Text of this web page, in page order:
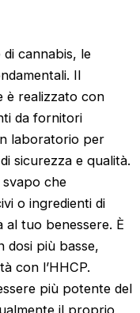
cannabis, le
Il
è realizzato con
da fornitori
laboratorio per
sicurezza e qualità.
che
o ingredienti di
tuo benessere. È
dosi più basse,
con l’HHCP.
più potente del
il proprio